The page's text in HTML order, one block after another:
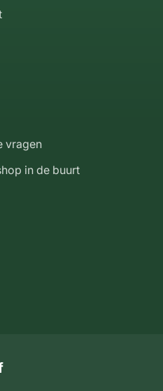
vragen
in de buurt